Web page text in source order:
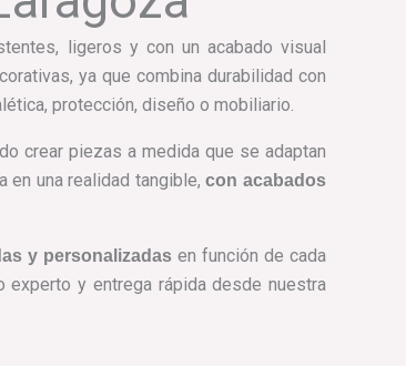
ligeros y con un acabado visual
ya que combina durabilidad con
protección, diseño o mobiliario.
crear piezas a medida que se adaptan
en una realidad tangible,con acabados
y personalizadasen función de cada
y entrega rápida desde nuestra